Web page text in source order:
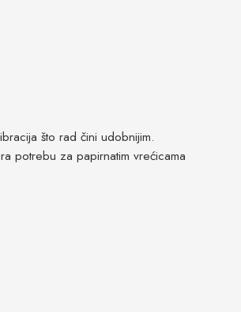
što rad čini udobnijim.
potrebu za papirnatim vrećicama